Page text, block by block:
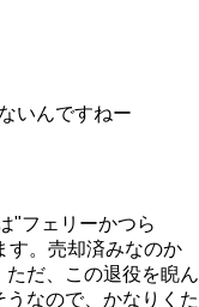
いんですねー
"フェリーかつら
す。売却済みなのか
だ、この退役を睨ん
なので、かなりくた